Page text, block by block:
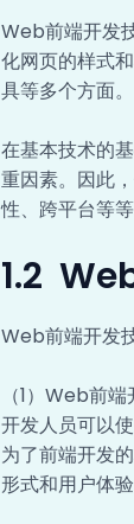
Web前端开发
化网页的样式
具等多个方面。
在基本技术的
重因素。因此
性、跨平台等等
1.2
Web前端开发
（1）Web前
开发人员可以
为了前端开发
形式和用户体验